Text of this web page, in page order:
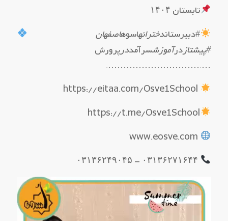
تابستان ۱۴۰۴
#دبیرستاندخترانهاسوهاصفهان
#پیشتازدرآموزشسرآمددرپرورش
….………………………….
https://t.me/Osve1School